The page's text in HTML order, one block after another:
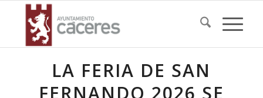
LA FERIA DE SAN
FERNANDO 2026 SE